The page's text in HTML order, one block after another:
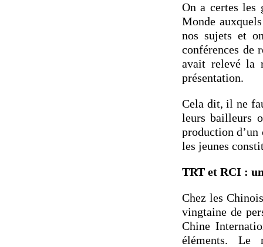
On a certes les
Monde
nos sujets et
conférences de
avait relevé la
présentation.
Cela dit, il ne
leurs bailleurs
production d’un
les jeunes
TRT et RCI :
Chez les
vingtaine de
Chine
éléments. Le